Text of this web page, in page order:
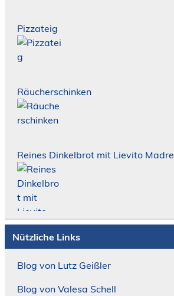
Pizzateig
Räucherschinken
Reines Dinkelbrot mit Lievito Madre
Nützliche Links
Blog von Lutz Geißler
Blog von Valesa Schell